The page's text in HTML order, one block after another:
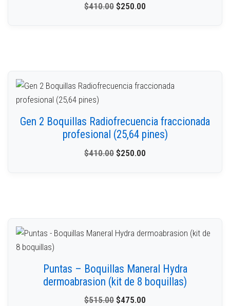
$410.00 $250.00
Gen 2 Boquillas Radiofrecuencia fraccionada
profesional (25,64 pines)
$410.00 $250.00
Puntas – Boquillas Maneral Hydra
dermoabrasion (kit de 8 boquillas)
$515.00 $475.00